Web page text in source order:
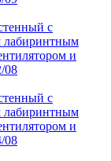
с
и
08
с
и
08